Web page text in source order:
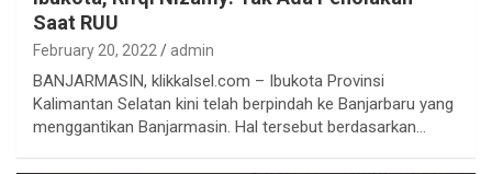
Saat RUU
February 20, 2022 admin
BANJARMASIN, klikkalsel.com – Ibukota Provinsi
Kalimantan Selatan kini telah berpindah ke Banjarbaru yang
menggantikan Banjarmasin. Hal tersebut berdasarkan…